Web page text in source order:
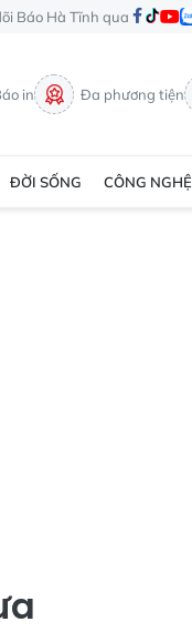
Báo Hà Tĩnh qua
in Đa phương tiện
ĐỜI SỐNG CÔNG NGHỆ